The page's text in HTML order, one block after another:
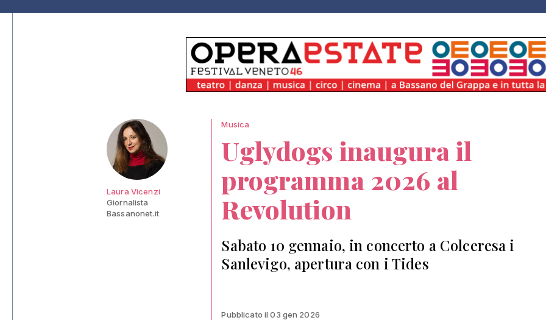
Laura Vicenzi
Giornalista
Bassanonet.it
Musica
Uglydogs inaugura il
programma 2026 al
Revolution
Sabato 10 gennaio, in concerto a Colceresa i
Sanlevigo, apertura con i Tides
Pubblicato il 03 gen 2026